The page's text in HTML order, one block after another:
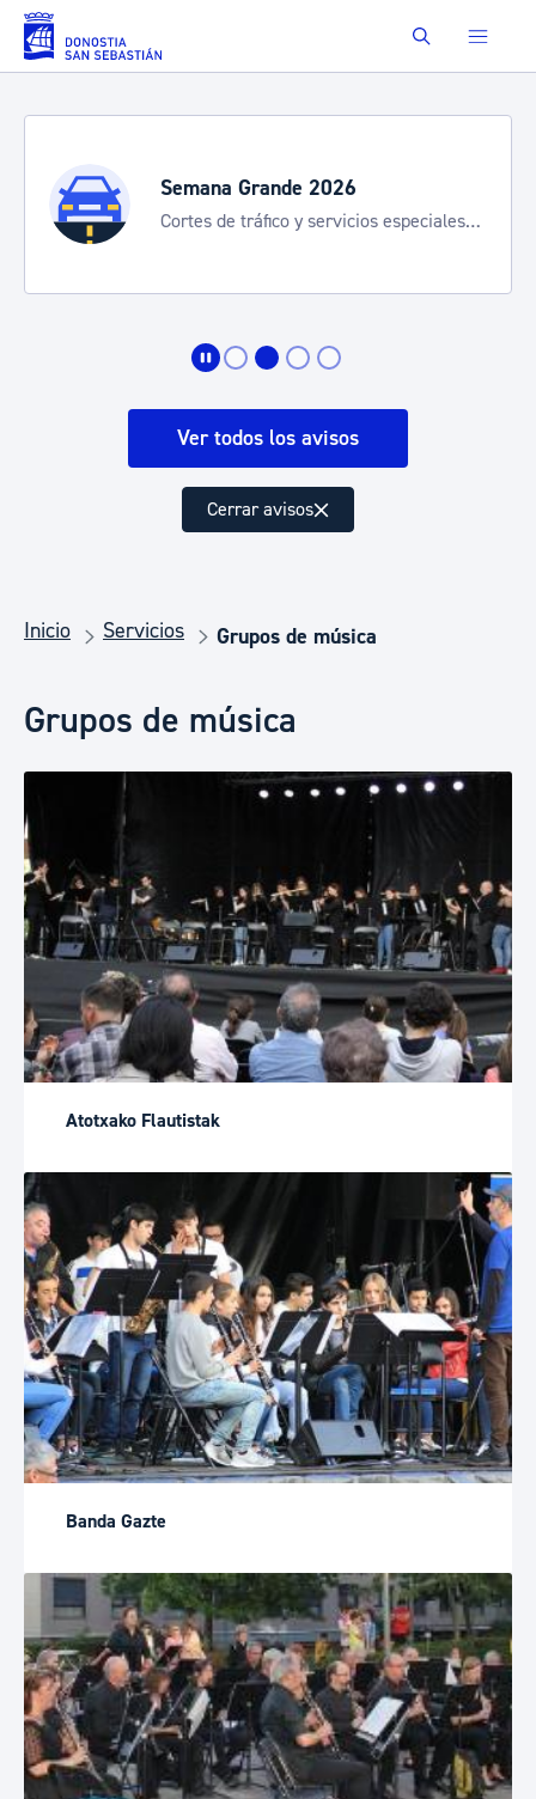
Saltar al contenido principal Buscar
Semana Grande 2026
Cortes de tráfico y servicios especiales
Ver todos los avisos
Cerrar avisos
Inicio Servicios Grupos de música
Grupos de música
Atotxako Flautistak
Banda Gazte